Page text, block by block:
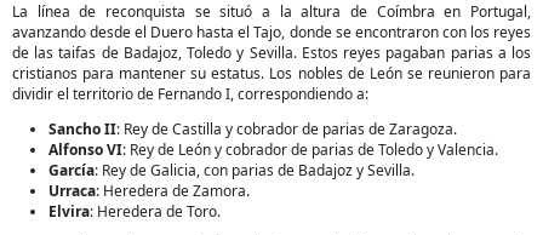
La línea de reconquista se situó a la altura de Coímbra en Portugal,
avanzando desde el Duero hasta el Tajo, donde se encontraron con los reyes
de las taifas de Badajoz, Toledo y Sevilla. Estos reyes pagaban parias a los
cristianos para mantener su estatus. Los nobles de León se reunieron para
dividir el territorio de Fernando I, correspondiendo a:
Sancho II: Rey de Castilla y cobrador de parias de Zaragoza.
Alfonso VI: Rey de León y cobrador de parias de Toledo y Valencia.
García: Rey de Galicia, con parias de Badajoz y Sevilla.
Urraca: Heredera de Zamora.
Elvira: Heredera de Toro.